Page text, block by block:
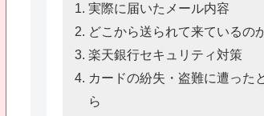
実際に届いたメール内容
どこから送られて来ているの
楽天銀行セキュリティ対策
カードの紛失・盗難に遭った
ら